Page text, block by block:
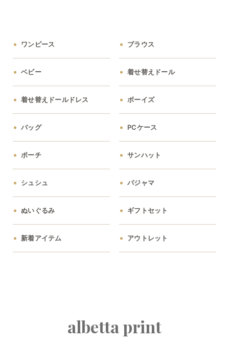
ワンピース ブラウス
ベビー 着せ替えドール
着せ替えドールドレス ボーイズ
バッグ PCケース
ポーチ サンハット
シュシュ パジャマ
ぬいぐるみ ギフトセット
新着アイテム アウトレット
albetta print